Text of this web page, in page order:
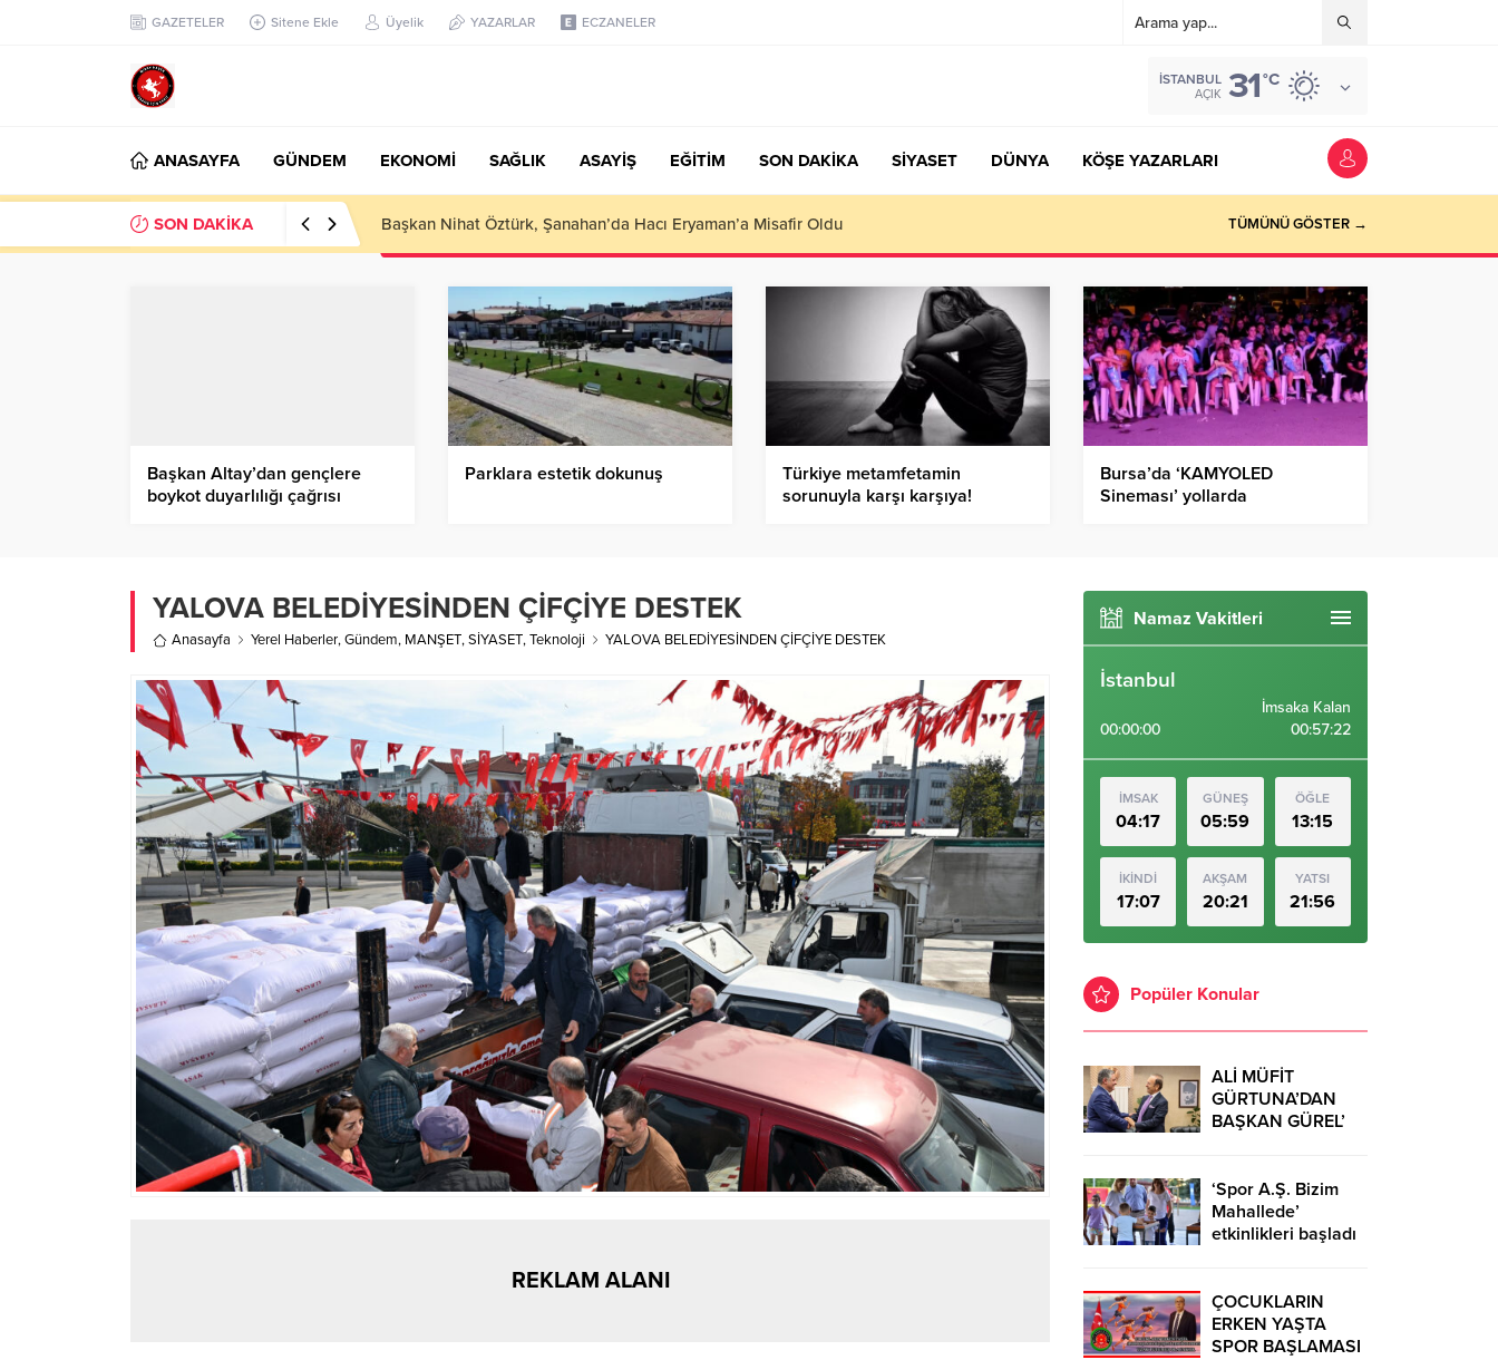
GAZETELER Sitene Ekle Üyelik YAZARLAR ECZANELER
İSTANBUL
AÇIK 31°C
ANASAYFA GÜNDEM EKONOMİ SAĞLIK ASAYİŞ EĞİTİM SON DAKİKA SİYASET DÜNYA KÖŞE YAZARLARI
SON DAKİKA Başkan Nihat Öztürk, Şanahan’da Hacı Eryaman’a Misafir Oldu TÜMÜNÜ GÖSTER →
Başkan Altay’dan gençlere
boykot duyarlılığı çağrısı
Parklara estetik dokunuş
Türkiye metamfetamin
sorunuyla karşı karşıya!
Bursa’da ‘KAMYOLED
Sineması’ yollarda
YALOVA BELEDİYESİNDEN ÇİFÇİYE DESTEK
Anasayfa Yerel Haberler,Gündem, MANŞET,SİYASET,Teknoloji YALOVA BELEDİYESİNDEN ÇİFÇİYE DESTEK
REKLAM ALANI
Namaz Vakitleri
İstanbul
00:00:00
İmsaka Kalan
00:57:21
İMSAK
04:17
GÜNEŞ
05:59
ÖĞLE
13:15
İKİNDİ
17:07
AKŞAM
20:21
YATSI
21:56
Popüler Konular
ALİ MÜFİT
GÜRTUNA’DAN
BAŞKAN GÜREL’
‘Spor A.Ş. Bizim
Mahallede’
etkinlikleri başladı
ÇOCUKLARIN
ERKEN YAŞTA
SPOR BAŞLAMASI